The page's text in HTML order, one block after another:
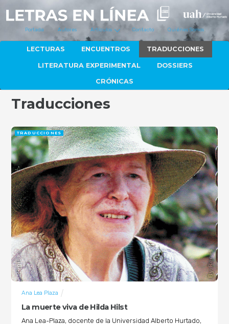
Portada Autores Artículos Contacto Quiénes Somos
LECTURAS ENCUENTROS TRADUCCIONES
LITERATURA EXPERIMENTAL DOSSIERS
CRÓNICAS
Traducciones
La muerte viva de Hilda Hilst
Ana Lea Plaza
TRADUCCIONES
Ana Lea-Plaza, docente de la Universidad Alberto Hurtado,